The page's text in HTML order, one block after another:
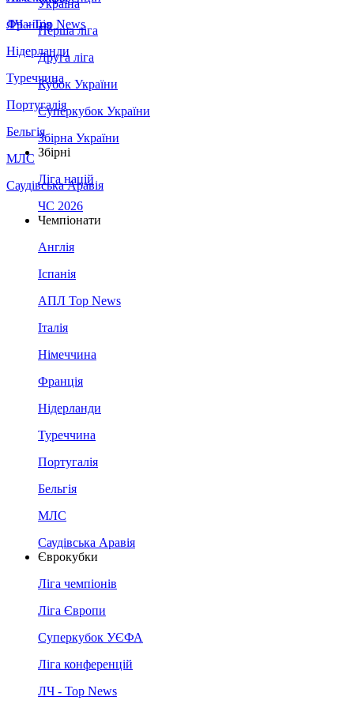
Франція
Нідерланди
Туреччина
Португалія
Бельгія
МЛС
Саудівська Аравія
ЛЧ - Top News
Україна
Перша ліга
Друга ліга
Кубок України
Суперкубок України
Збірна України
Збірні
Ліга націй
ЧС 2026
Чемпіонати
Англія
Іспанія
АПЛ Top News
Італія
Німеччина
Франція
Нідерланди
Туреччина
Португалія
Бельгія
МЛС
Саудівська Аравія
Єврокубки
Ліга чемпіонів
Ліга Європи
Суперкубок УЄФА
Ліга конференцій
ЛЧ - Top News